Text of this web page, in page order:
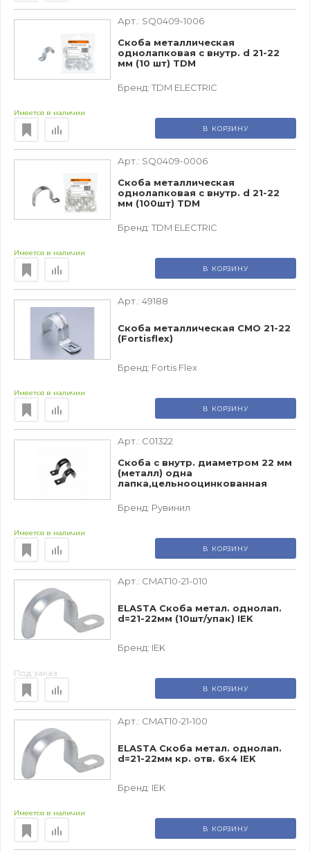
Арт.: SQ0409-1006
Скоба металлическая
однолапковая с внутр. d 21-22
мм (10 шт) TDM
Бренд: TDM ЕLECTRIC
Имеется в наличии
В КОРЗИНУ
Арт.: SQ0409-0006
Скоба металлическая
однолапковая с внутр. d 21-22
мм (100шт) TDM
Бренд: TDM ЕLECTRIC
Имеется в наличии
В КОРЗИНУ
Арт.: 49188
Скоба металлическая СМО 21-22
(Fortisflex)
Бренд: Fortis Flex
Имеется в наличии
В КОРЗИНУ
Арт.: С01322
Скоба с внутр. диаметром 22 мм
(металл) одна
лапка,цельнооцинкованная
Бренд: Рувинил
Имеется в наличии
В КОРЗИНУ
Арт.: CMAT10-21-010
ELASTA Скоба метал. однолап.
d=21-22мм (10шт/упак) IEK
Бренд: IEK
Под заказ
В КОРЗИНУ
Арт.: CMAT10-21-100
ELASTA Скоба метал. однолап.
d=21-22мм кр. отв. 6х4 IEK
Бренд: IEK
Имеется в наличии
В КОРЗИНУ